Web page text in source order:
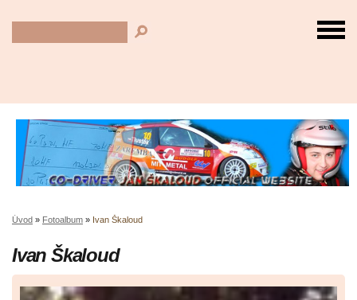
Úvod » Fotoalbum » Ivan Škaloud
Ivan Škaloud